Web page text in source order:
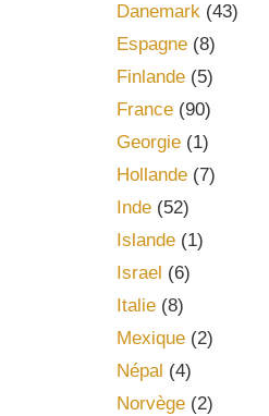
Danemark(43)
Espagne(8)
Finlande(5)
France(90)
Georgie(1)
Hollande(7)
Inde(52)
Islande(1)
Israel (6)
Italie(8)
Mexique(2)
Népal (4)
Norvège(2)